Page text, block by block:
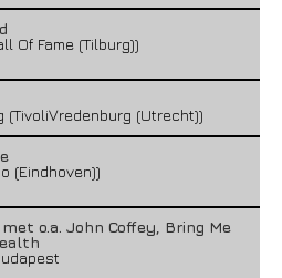
Of Fame (Tilburg))
(TivoliVredenburg (Utrecht))
(Eindhoven))
o.a. John Coffey, Bring Me